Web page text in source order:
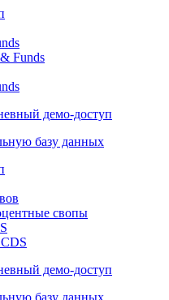
Funds
демо-доступ
базу данных
свопы
демо-доступ
базу данных